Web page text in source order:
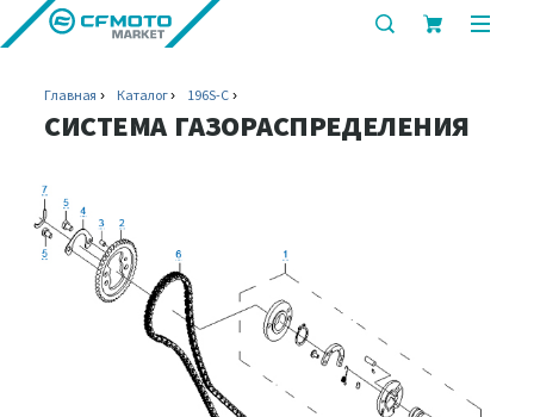
показать
поиска
Главная Каталог 196S-C
СИСТЕМА ГАЗОРАСПРЕДЕЛЕНИЯ